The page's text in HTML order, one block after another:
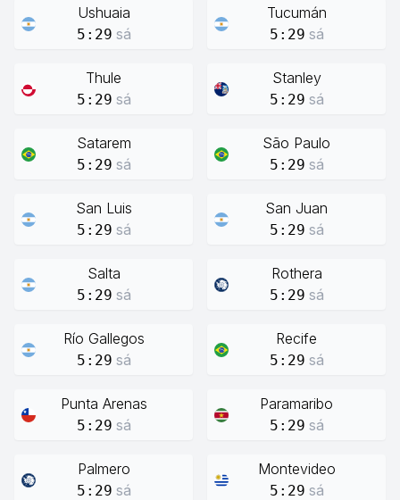
Ushuaia
5:29 sá
Tucumán
5:29 sá
Thule
5:29 sá
Stanley
5:29 sá
Satarem
5:29 sá
São Paulo
5:29 sá
San Luis
5:29 sá
San Juan
5:29 sá
Salta
5:29 sá
Rothera
5:29 sá
Río Gallegos
5:29 sá
Recife
5:29 sá
Punta Arenas
5:29 sá
Paramaribo
5:29 sá
Palmero
5:29 sá
Montevideo
5:29 sá